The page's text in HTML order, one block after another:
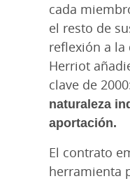
cada
el resto de
reflexión a la
Herriot
clave de
naturaleza
aportación.
El contrato
herramienta